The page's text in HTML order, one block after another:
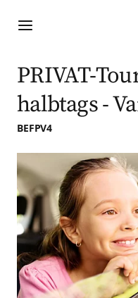
PRIVAT-
halbtags -
BEFPV4